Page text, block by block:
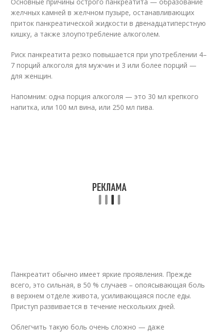
желчных камней в желчном пузыре, останавливающих
приток панкреатической жидкости в двенадцатиперстную
кишку, а также злоупотребление алкоголем.
Риск панкреатита резко повышается при употреблении 4–
7 порций алкоголя для мужчин и 3 или более порций —
для женщин.
Напомним: одна порция алкоголя — это 30 мл крепкого
напитка, или 100 мл вина, или 250 мл пива.
Панкреатит обычно имеет яркие проявления. Прежде
всего, это сильная, в 50 % случаев – опоясывающая боль
в верхнем отделе живота, усиливающаяся после еды.
Приступ развивается в течение нескольких дней.
Облегчить такую боль очень сложно — даже